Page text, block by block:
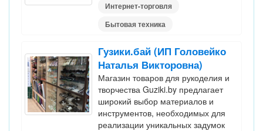
Интернет-торговля
Бытовая техника
Гузики.бай (ИП Головейко
Наталья Викторовна)
Магазин товаров для рукоделия и
творчества Guziki.by предлагает
широкий выбор материалов и
инструментов, необходимых для
реализации уникальных задумок